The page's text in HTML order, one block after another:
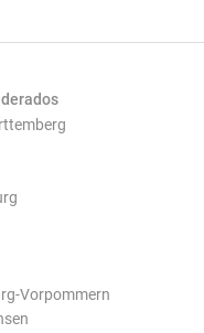
Vorpommern